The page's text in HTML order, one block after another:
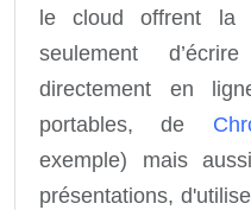
le cloud offrent la
seulement
directement en
portables, de
exemple) mais
présentations,